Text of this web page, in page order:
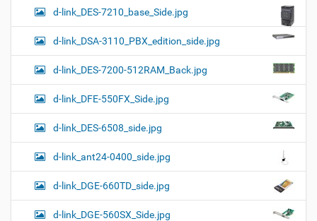
d-link_DES-7210_base_Side.jpg
d-link_DSA-3110_PBX_edition_side.jpg
d-link_DES-7200-512RAM_Back.jpg
d-link_DFE-550FX_Side.jpg
d-link_DES-6508_side.jpg
d-link_ant24-0400_side.jpg
d-link_DGE-660TD_side.jpg
d-link_DGE-560SX_Side.jpg